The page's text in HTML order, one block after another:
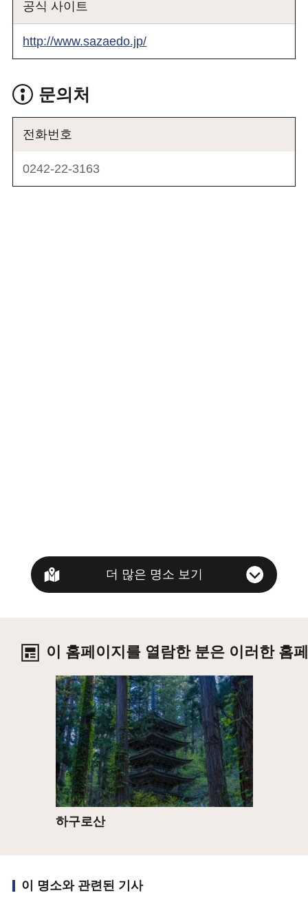
공식 사이트
http://www.sazaedo.jp/
문의처
전화번호
0242-22-3163
더 많은 명소 보기
이 홈페이지를 열람한 분은 이러한 홈
하구로산
상세
이 명소와 관련된 기사